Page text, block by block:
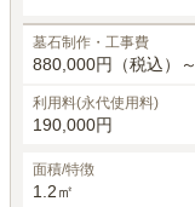
墓石制作・工事費
880,000円（税込）～
利用料(永代使用料)
190,000円
面積/特徴
1.2㎡